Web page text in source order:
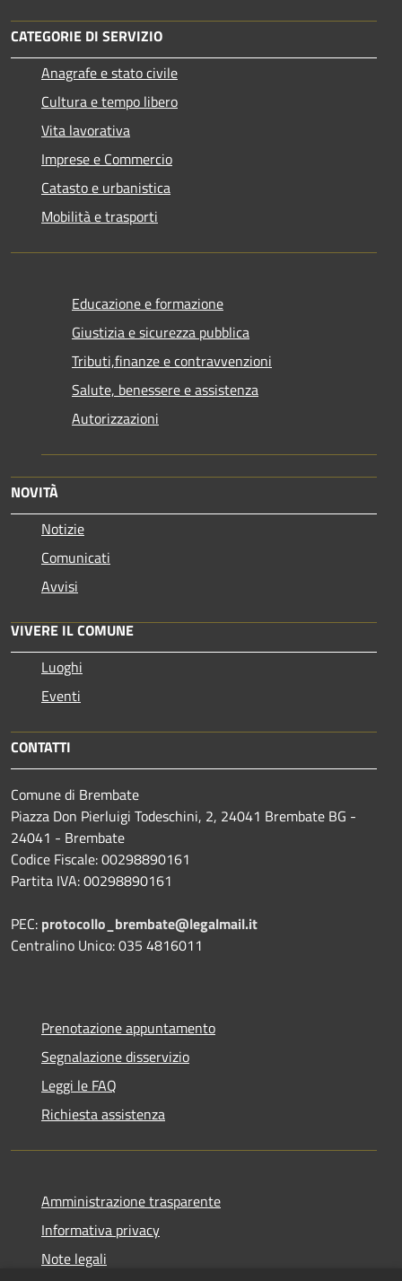
CATEGORIE DI SERVIZIO
Anagrafe e stato civile
Cultura e tempo libero
Vita lavorativa
Imprese e Commercio
Catasto e urbanistica
Mobilità e trasporti
Educazione e formazione
Giustizia e sicurezza pubblica
Tributi,finanze e contravvenzioni
Salute, benessere e assistenza
Autorizzazioni
NOVITÀ
Notizie
Comunicati
Avvisi
VIVERE IL COMUNE
Luoghi
Eventi
CONTATTI
Comune di Brembate
Piazza Don Pierluigi Todeschini, 2, 24041 Brembate BG -
24041 - Brembate
Codice Fiscale: 00298890161
Partita IVA: 00298890161
PEC: protocollo_brembate@legalmail.it
Centralino Unico: 035 4816011
Prenotazione appuntamento
Segnalazione disservizio
Leggi le FAQ
Richiesta assistenza
Amministrazione trasparente
Informativa privacy
Note legali